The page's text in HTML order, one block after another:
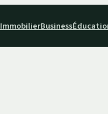
ImmobilierBusiness